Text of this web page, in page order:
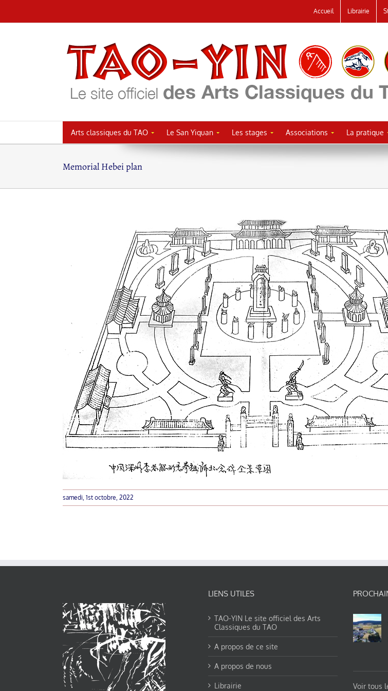
au
Accueil Librairie
Arts classiques du TAO Le San Yiquan Les stages Associations La pratique
Memorial Hebei plan
samedi, 1st octobre, 2022
LIENS UTILES
TAO-YIN Le site officiel des Arts
Classiques du TAO
A propos de ce site
A propos de nous
Librairie Voir tous